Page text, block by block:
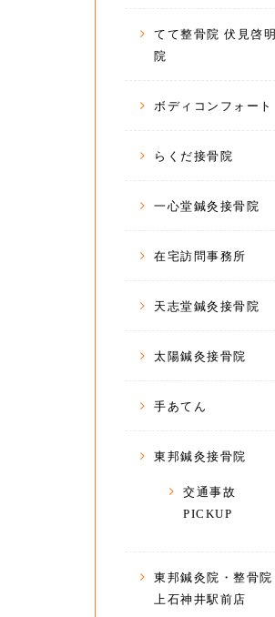
てて整骨院 伏見啓明
院
ボディコンフォート
らくだ接骨院
一心堂鍼灸接骨院
在宅訪問事務所
天志堂鍼灸接骨院
太陽鍼灸接骨院
手あてん
東邦鍼灸接骨院
交通事故
PICKUP
東邦鍼灸院・整骨院
上石神井駅前店